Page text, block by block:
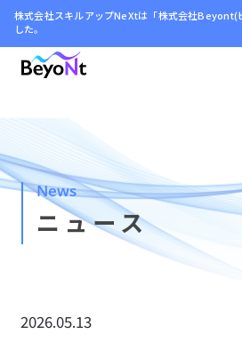
株式会社スキルアップNeXtは「株式会社Beyont(
した。
ニュース
サステナビリティ
採用情報
News
ニュース
2026.05.13